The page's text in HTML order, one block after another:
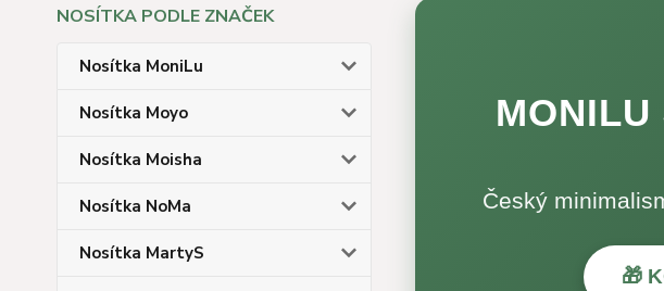
NOSÍTKA PODLE ZNAČEK
Nosítka MoniLu
Nosítka Moyo
Nosítka Moisha
Nosítka NoMa
Nosítka MartyS
MONILU
Český
🎁